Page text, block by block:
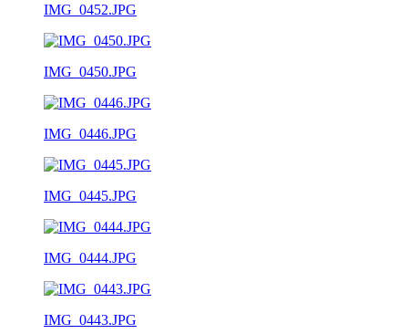
IMG_0452.JPG
IMG_0450.JPG
IMG_0446.JPG
IMG_0445.JPG
IMG_0444.JPG
IMG_0443.JPG